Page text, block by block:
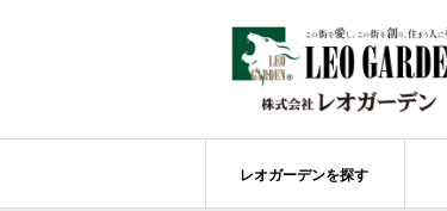
レオガーデンを探す